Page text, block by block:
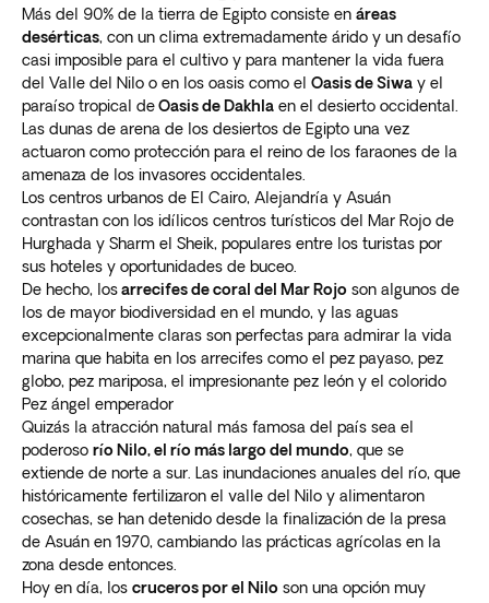
Más del 90% de la tierra de Egipto consiste en áreas
desérticas, con un clima extremadamente árido y un desafío
casi imposible para el cultivo y para mantener la vida fuera
del Valle del Nilo o en los oasis como el Oasis de Siwa y el
paraíso tropical deOasis de Dakhla en el desierto occidental.
Las dunas de arena de los desiertos de Egipto una vez
actuaron como protección para el reino de los faraones de la
amenaza de los invasores occidentales.
Los centros urbanos de El Cairo, Alejandría y Asuán
contrastan con los idílicos centros turísticos del Mar Rojo de
Hurghada y Sharm el Sheik, populares entre los turistas por
sus hoteles y oportunidades de buceo.
De hecho, losarrecifes de coral del Mar Rojo son algunos de
los de mayor biodiversidad en el mundo, y las aguas
excepcionalmente claras son perfectas para admirar la vida
marina que habita en los arrecifes como el pez payaso, pez
globo, pez mariposa, el impresionante pez león y el colorido
Pez ángel emperador
Quizás la atracción natural más famosa del país sea el
poderoso río Nilo, el río más largo del mundo, que se
extiende de norte a sur. Las inundaciones anuales del río, que
históricamente fertilizaron el valle del Nilo y alimentaron
cosechas, se han detenido desde la finalización de la presa
de Asuán en 1970, cambiando las prácticas agrícolas en la
zona desde entonces.
Hoy en día, los cruceros por el Nilo son una opción muy